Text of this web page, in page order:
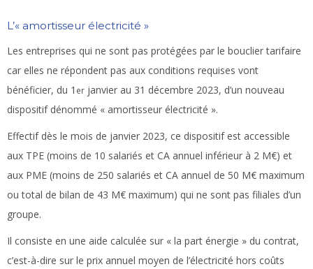
L’« amortisseur électricité »
Les entreprises qui ne sont pas protégées par le bouclier tarifaire
car elles ne répondent pas aux conditions requises vont
bénéficier, du 1 er janvier au 31 décembre 2023, d’un nouveau
dispositif dénommé « amortisseur électricité ».
Effectif dès le mois de janvier 2023, ce dispositif est accessible
aux TPE (moins de 10 salariés et CA annuel inférieur à 2 M€) et
aux PME (moins de 250 salariés et CA annuel de 50 M€ maximum
ou total de bilan de 43 M€ maximum) qui ne sont pas filiales d’un
groupe.
Il consiste en une aide calculée sur « la part énergie » du contrat,
c’est-à-dire sur le prix annuel moyen de l’électricité hors coûts